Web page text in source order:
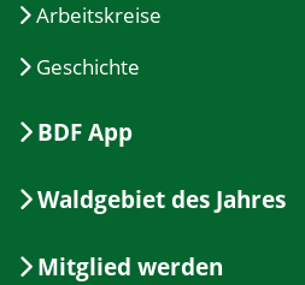
Arbeitskreise
Geschichte
BDF App
Waldgebiet des Jahres
Mitglied werden